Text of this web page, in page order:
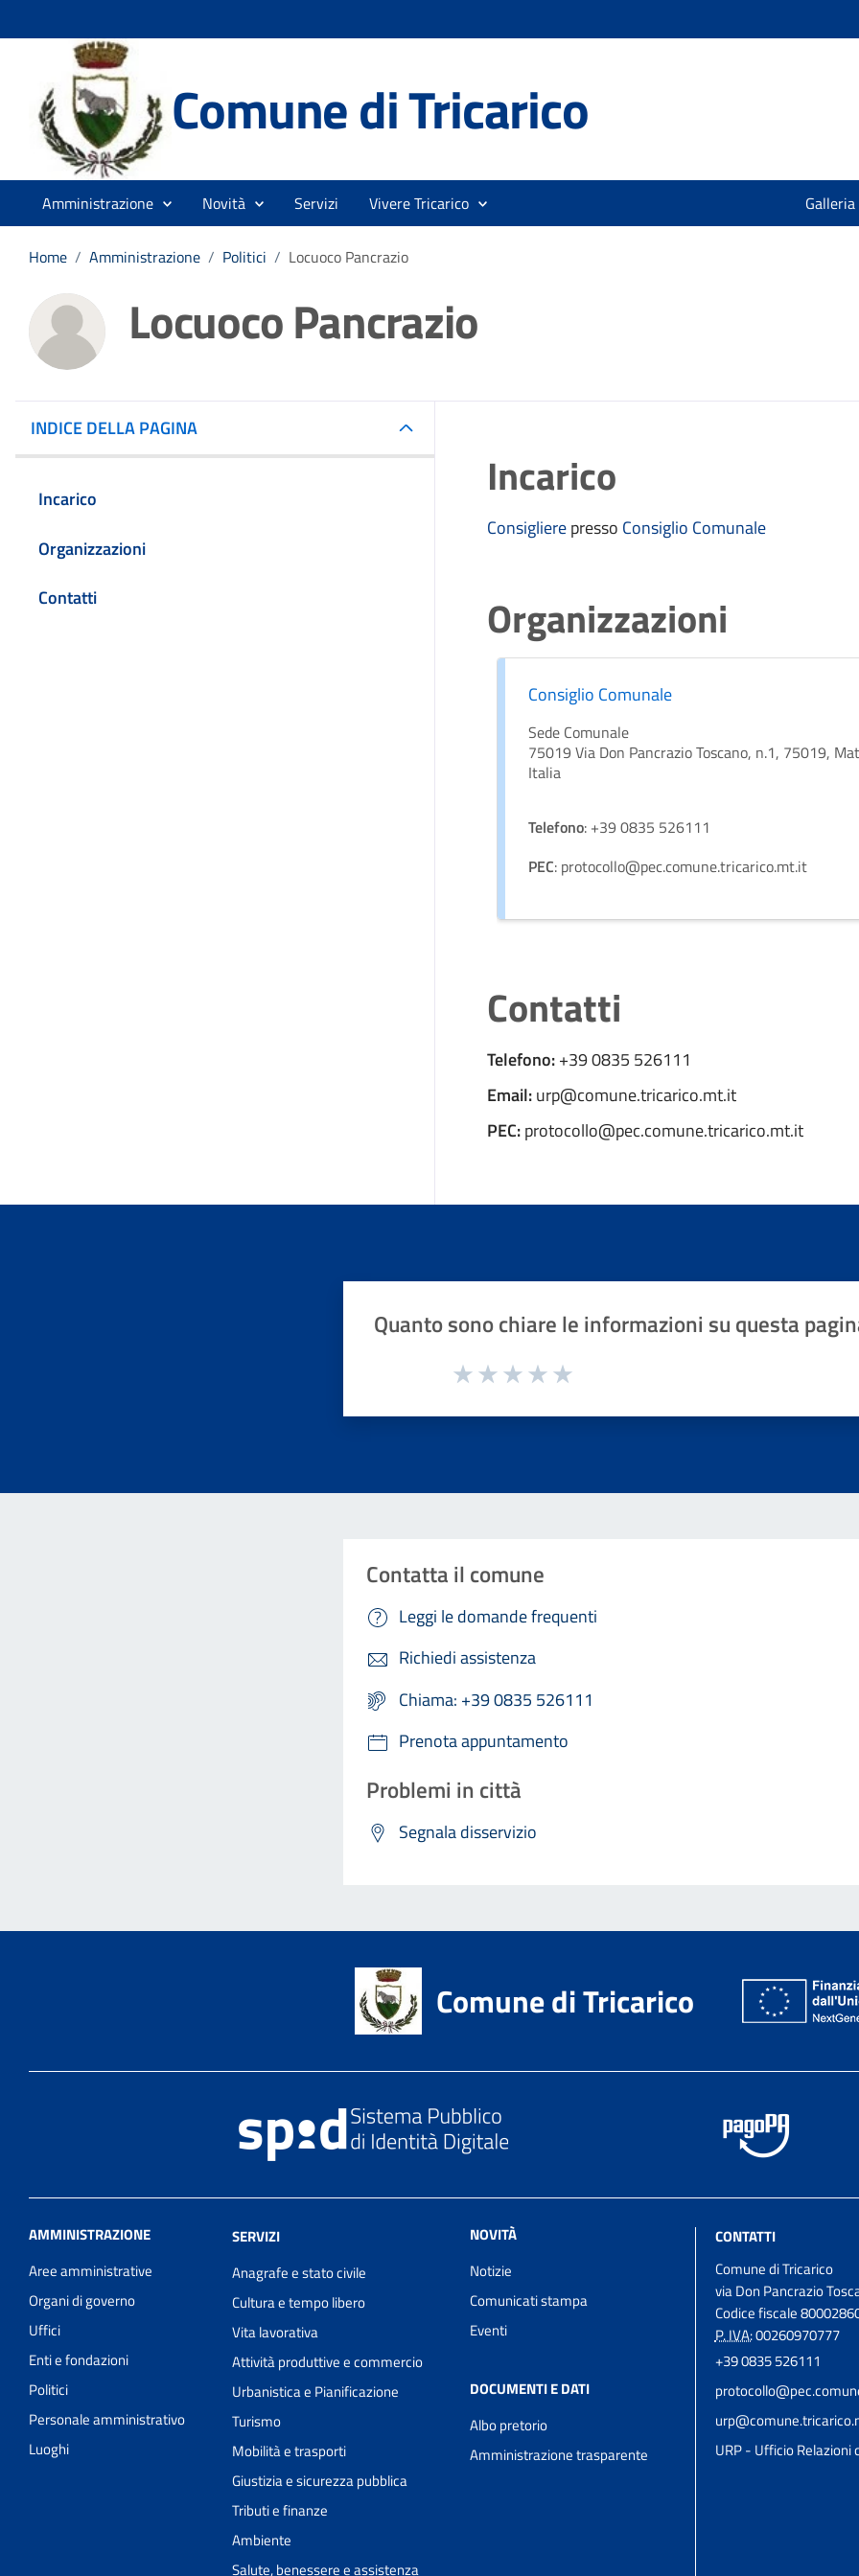
Comune di Tricarico
Amministrazione Novità Servizi Vivere Tricarico Galleria
Home / Amministrazione / Politici / Locuoco Pancrazio
Locuoco Pancrazio
INDICE DELLA PAGINA
Incarico
Organizzazioni
Contatti
Incarico
Consiglierepresso Consiglio Comunale
Organizzazioni
Consiglio Comunale
Sede Comunale
75019 Via Don Pancrazio Toscano, n.1, 75019,
Italia
Telefono: +39 0835 526111
PEC: protocollo@pec.comune.tricarico.mt.it
Contatti
Telefono:+39 0835 526111
Email:urp@comune.tricarico.mt.it
PEC:protocollo@pec.comune.tricarico.mt.it
Quanto sono chiare le informazioni su questa
Valuta da 1 a 5 stelle la pagina
Contatta il comune
Leggi le domande frequenti
Richiedi assistenza
Chiama: +39 0835 526111
Prenota appuntamento
Problemi in città
Segnala disservizio
Comune di Tricarico
AMMINISTRAZIONE
Aree amministrative
Organi di governo
Uffici
Enti e fondazioni
Politici
Personale amministrativo
Luoghi
SERVIZI
Anagrafe e stato civile
Cultura e tempo libero
Vita lavorativa
Attività produttive e commercio
Urbanistica e Pianificazione
Turismo
Mobilità e trasporti
Giustizia e sicurezza pubblica
Tributi e finanze
Ambiente
Salute, benessere e assistenza
NOVITÀ
Notizie
Comunicati stampa
Eventi
DOCUMENTI E DATI
Albo pretorio
Amministrazione trasparente
CONTATTI
Comune di Tricarico
via Don Pancrazio
Codice fiscale
P. IVA:00260970777
+39 0835 526111
URP - Ufficio Relazioni